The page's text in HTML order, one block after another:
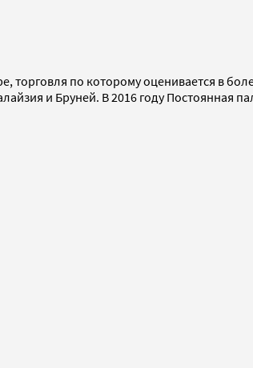
торговля по которому оценивается в
и Бруней. В 2016 году Постоянная